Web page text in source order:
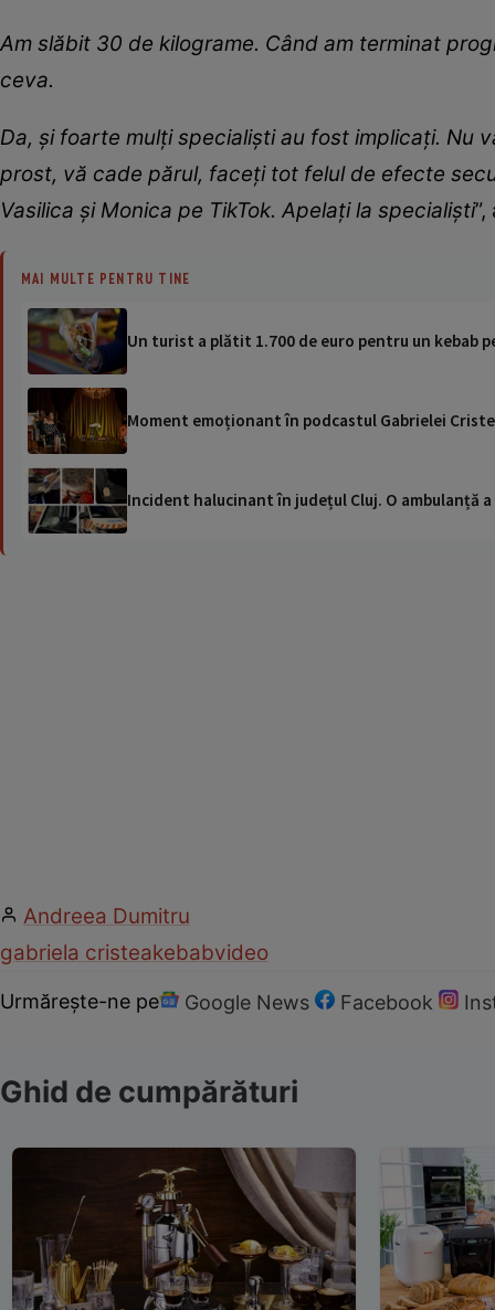
Am slăbit 30 de kilograme. Când am terminat
ceva.
Da, și foarte mulți specialiști au fost implicați. Nu
prost, vă cade părul, faceți tot felul de efecte
Vasilica și Monica pe TikTok. Apelați la specialiști
MAI MULTE PENTRU TINE
Un turist a plătit 1.700 de euro pentru un kebab
Moment emoționant în podcastul Gabrielei
Incident halucinant în județul Cluj. O ambulanță
Andreea Dumitru
gabriela cristeakebabvideo
Urmărește-ne pe Google News Facebook
Ghid de cumpărături